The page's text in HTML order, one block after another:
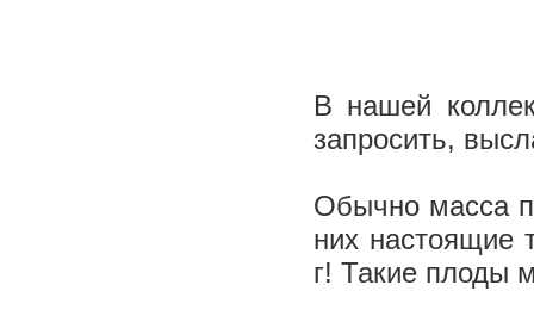
В нашей
запросить,
Обычно масса
них настоящие
г! Такие плоды